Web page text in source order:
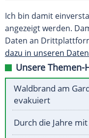
Ich bin damit
angezeigt werden.
Daten an
dazu in unseren
Unsere Themen-
Waldbrand am
evakuiert
Durch die Jahre